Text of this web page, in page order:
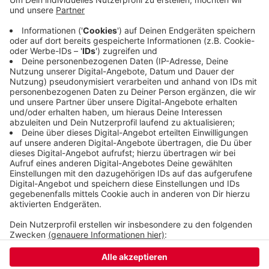
waren. Mehrere Strafanzeigen wurden
geschrieben und der Mann durfte gehen. Aber
wenige Stunden später fiel er erneut auf - immer
noch stark betrunken und auf einem gestohlenen
Fahrrad.
Veröffentlicht:Freitag, 12.06.2020 18:40
Anzeige